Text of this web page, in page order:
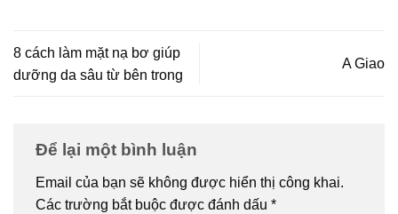
8 cách làm mặt nạ bơ giúp
dưỡng da sâu từ bên trong
A Giao
Để lại một bình luận
Email của bạn sẽ không được hiển thị công khai.
Các trường bắt buộc được đánh dấu *